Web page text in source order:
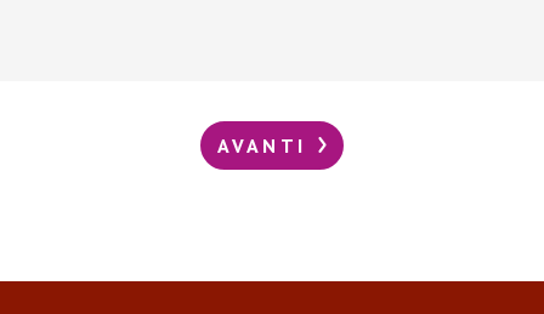
AVANTI